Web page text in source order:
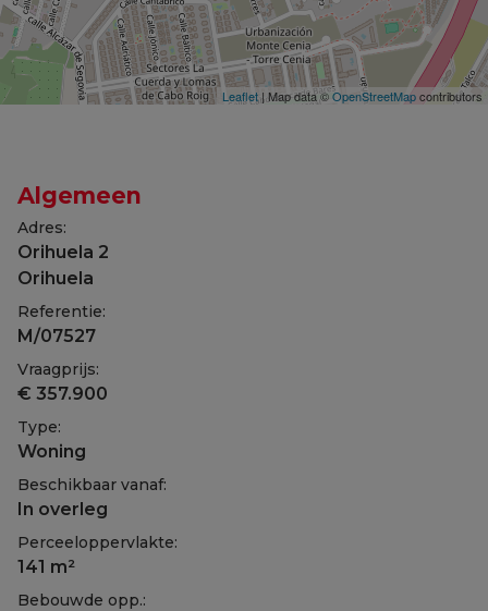
Leaflet| Map data ©OpenStreetMapcontributors
Algemeen
Adres:
Orihuela 2
Orihuela
Referentie:
M/07527
Vraagprijs:
€ 357.900
Type:
Woning
Beschikbaar vanaf:
In overleg
Perceeloppervlakte:
141 m²
Bebouwde opp.: